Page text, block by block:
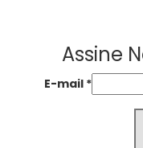
Assine
E-mail *